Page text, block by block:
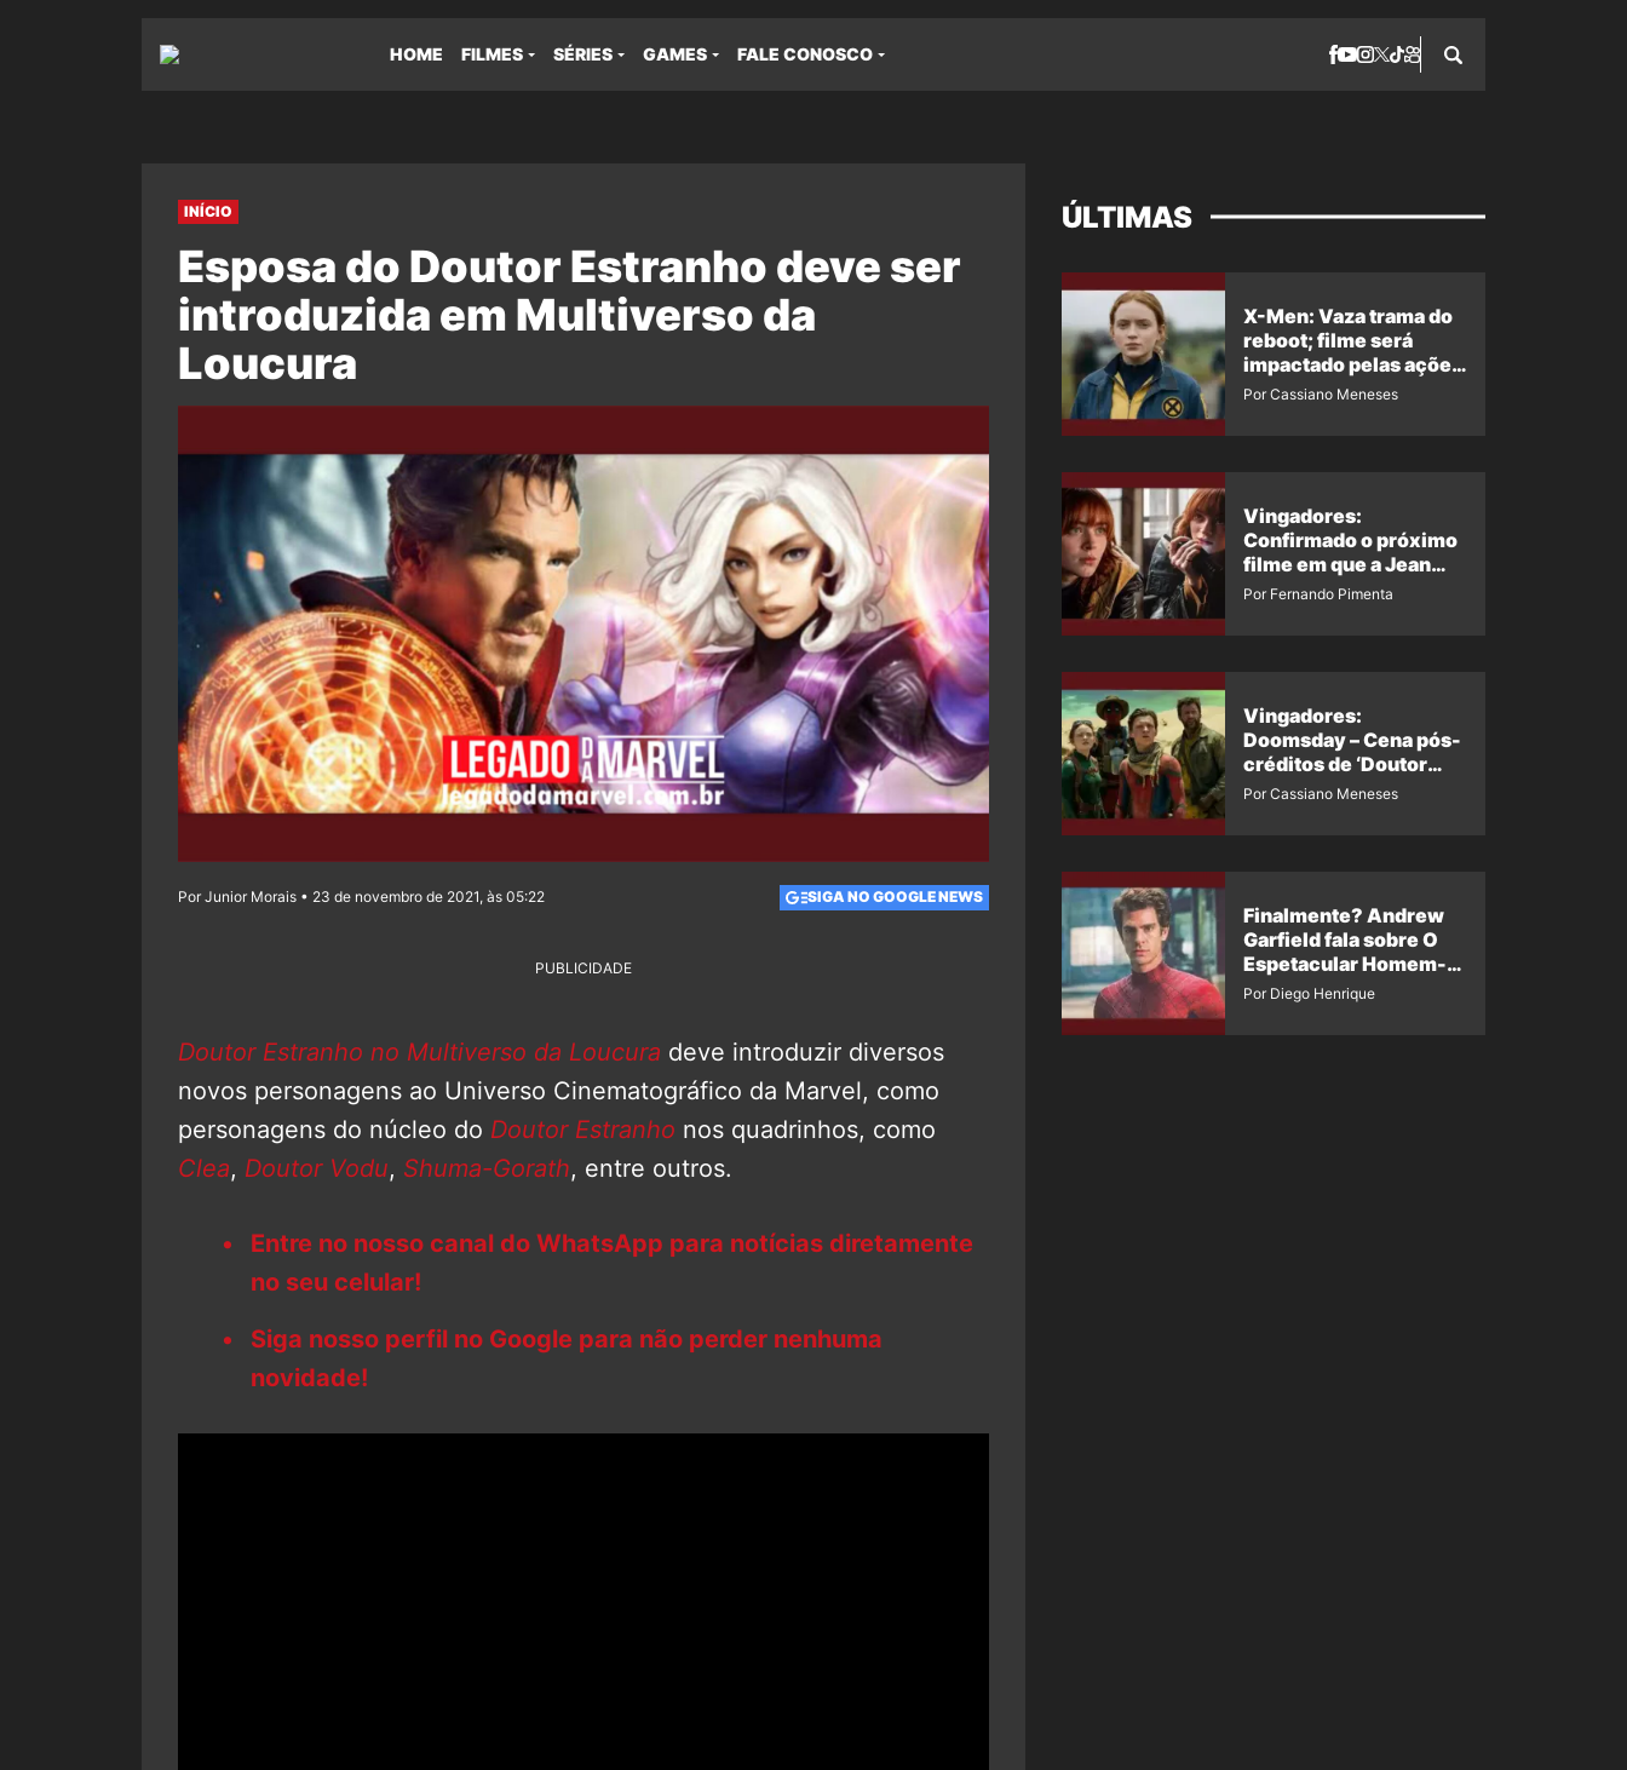
HOME FILMES SÉRIES GAMES FALE CONOSCO
INÍCIO
Esposa do Doutor Estranho deve ser
introduzida em Multiverso da
Loucura
Por Junior Morais • 23 de novembro de 2021, às 05:22 SIGA NO GOOGLE NEWS
PUBLICIDADE
Doutor Estranho no Multiverso da Loucura deve introduzir diversos
novos personagens ao Universo Cinematográfico da Marvel, como
personagens do núcleo do Doutor Estranho nos quadrinhos, como
Clea, Doutor Vodu, Shuma-Gorath, entre outros.
Entre no nosso canal do WhatsApp para notícias diretamente
no seu celular!
Siga nosso perfil no Google para não perder nenhuma
novidade!
ÚLTIMAS
X-Men: Vaza trama do
reboot; filme será
impactado pelas ações
de Jean Grey em
Por Cassiano Meneses
Vingadores:
Confirmado o próximo
filme em que a Jean
Grey irá aparecer
Por Fernando Pimenta
Vingadores:
Doomsday – Cena pós-
créditos de ‘Doutor
Destino’ é revelada
Por Cassiano Meneses
Finalmente? Andrew
Garfield fala sobre O
Espetacular Homem-
Aranha 3
Por Diego Henrique